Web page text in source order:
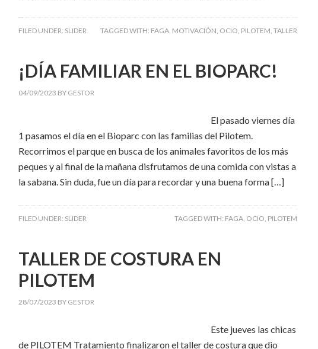
FILED UNDER: SLIDER TAGGED WITH: FAGA, MOTIVACIÓN, OCIO, PILOTEM, TALLER
¡DÍA FAMILIAR EN EL BIOPARC!
04/09/2023 BY GESTOR
El pasado viernes día
1 pasamos el día en el Bioparc con las familias del Pilotem.
Recorrimos el parque en busca de los animales favoritos de los más
peques y al final de la mañana disfrutamos de una comida con vistas a
la sabana. Sin duda, fue un día para recordar y una buena forma […]
FILED UNDER: SLIDER TAGGED WITH: FAGA, OCIO, PILOTEM
TALLER DE COSTURA EN
PILOTEM
28/07/2023 BY GESTOR
Este jueves las chicas
de PILOTEM Tratamiento finalizaron el taller de costura que dio